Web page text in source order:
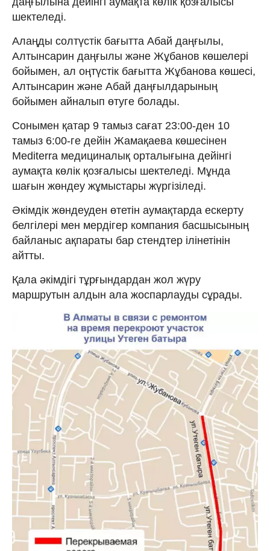
шектеледі.
Алаңды солтүстік бағытта Абай даңғылы,
Алтынсарин даңғылы және Жұбанов көшелері
бойымен, ал оңтүстік бағытта Жұбанова көшесі,
Алтынсарин және Абай даңғылдарының
бойымен айналып өтуге болады.
Сонымен қатар 9 тамыз сағат 23:00-ден 10
тамыз 6:00-ге дейін Жамақаева көшесінен
Mediterra медициналық орталығына дейінгі
аумақта көлік қозғалысы шектеледі. Мұнда
шағын жөндеу жұмыстары жүргізіледі.
Әкімдік жөндеуден өтетін аумақтарда ескерту
белгілері мен мердігер компания басшысының
байланыс ақпараты бар стендтер ілінетінін
айтты.
Қала әкімдігі тұрғындардан жол жүру
маршрутын алдын ала жоспарлауды сұрады.